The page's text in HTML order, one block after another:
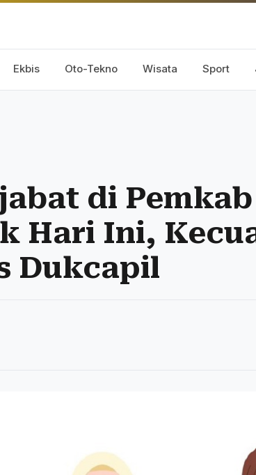
Ekbis Oto-Tekno Wisata Sport
di
Hari Ini,
Dukcapil